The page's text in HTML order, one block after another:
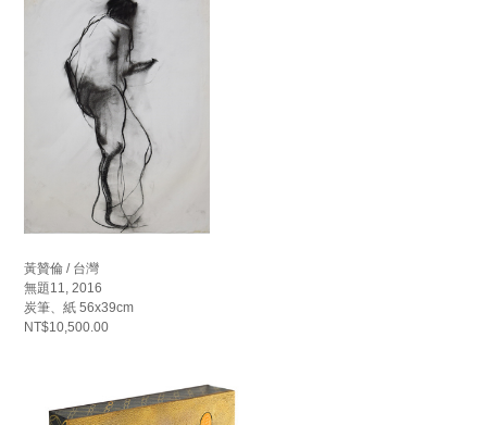
黃贊倫 / 台灣
無題11, 2016
炭筆、紙 56x39cm
NT$10,500.00